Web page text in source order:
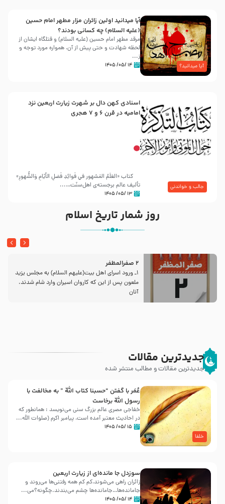
آیا میدانید؟
آیا میدانید اولین زائران مزار مطهر امام حسین
(علیه السلام) چه کسانی بودند؟
مرقد مطهر امام حسین (علیه السلام) و قتلگاه ایشان از
لحظه شهادت و حتی پیش از آن، همواره مورد توجه و
ز...
۱۴ /۰۵/ ۱۴۰۵
جالب و خواندنی
اسنادی کهن دال بر شهرت زیارت اربعین نزد
امامیه در قرن ۶ و ۷ هجری
کتاب «العَلَمُ المَشهور في فَوائِدِ فَضلِ الأيّامِ وَالشُّهورِ»
تألیف عالم برجسته‌ی اهل‌سنّت…...
۱۳ /۰۵/ ۱۴۰۵
روز شمار تاریخ اسلام
2 صفرالمظفر
1ـ ورود اسراى اهل بیت‌(علیهم السلام) به مجلس یزید
ملعون پس از این كه كاروان اسیران وارد شام شدند،
آنان
جدیدترین مقالات
جدیدترین مقالات و مطالب منتشر شده
خلفا
عُمَر با گفتن “حسبنا كتاب اللّه ” به مخالفت با
رسول اللّه برخاست
خفاجی مصری عالم بزرگ سنی می‌نویسد : همانطور که
در احادیث معتبر آمده است، پیامبر اکرم (صلوات اللّه...
۱۵ /۰۵/ ۱۴۰۵
سوزدل جا مانده‌ای از زیارت اربعین
زائران راهی می‌شوند،کم‌ کم همه رفتنی‌ها می‌روند و
جامانده‌ها…جامانده‌ها چشم می‌بندند.چگونه؟می‌...
۱۴ /۰۵/ ۱۴۰۵